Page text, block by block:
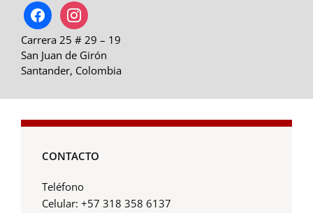
facebookinstagram
Carrera 25 # 29 – 19
San Juan de Girón
Santander, Colombia
CONTACTO
Teléfono
Celular: +57 318 358 6137